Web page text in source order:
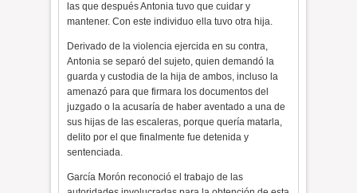
las que después Antonia tuvo que cuidar y
mantener. Con este individuo ella tuvo otra hija.
Derivado de la violencia ejercida en su contra,
Antonia se separó del sujeto, quien demandó la
guarda y custodia de la hija de ambos, incluso la
amenazó para que firmara los documentos del
juzgado o la acusaría de haber aventado a una de
sus hijas de las escaleras, porque quería matarla,
delito por el que finalmente fue detenida y
sentenciada.
García Morón reconoció el trabajo de las